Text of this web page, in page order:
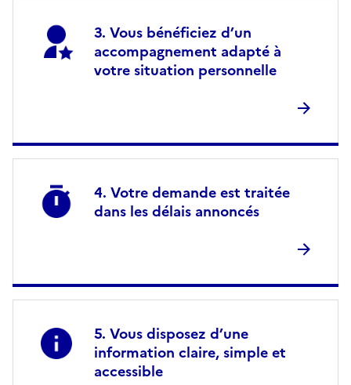
Vous bénéficiez d’un
accompagnement adapté à
votre situation personnelle
Votre demande est traitée
dans les délais annoncés
Vous disposez d’une
information claire, simple et
accessible